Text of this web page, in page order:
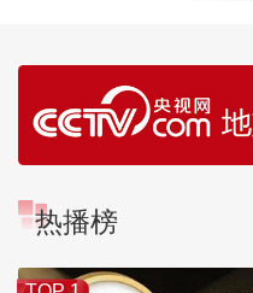
热播榜